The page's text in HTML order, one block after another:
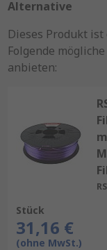
Alternative
Dieses Produkt
Folgende
anbieten:
Stück
31,16 €
(ohne MwSt.)